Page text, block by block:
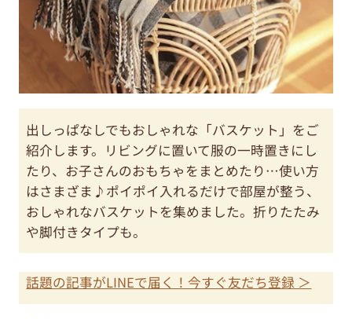
出しっぱなしでもおしゃれな「バスケット」をご
紹介します。リビングに置いて服の一時置きにし
たり、お子さんのおもちゃをまとめたり…使い方
はさまざま♪ポイポイ入れるだけで部屋が整う、
おしゃれなバスケットを集めました。折りたたみ
や脚付きタイプも。
話題の記事がLINEで届く！今すぐ友だち登録 ＞